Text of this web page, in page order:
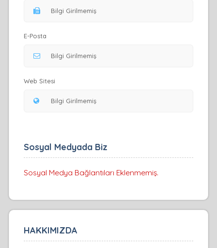
E-Posta
Web Sitesi
Sosyal Medyada Biz
Sosyal Medya Bağlantıları Eklenmemiş.
HAKKIMIZDA